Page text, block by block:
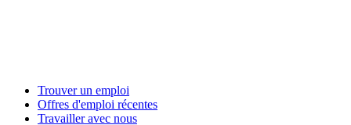
Trouver un emploi
Offres d'emploi récentes
Travailler avec nous